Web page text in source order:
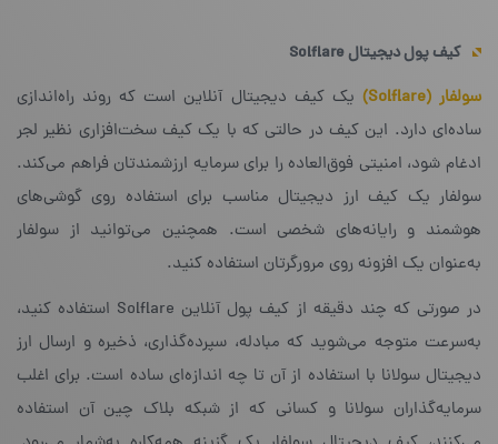
کیف پول دیجیتالSolflare
سولفار (Solflare)
یک کیف دیجیتال آنلاین است که روند راه‌اندازی
ساده‌ای دارد. این کیف در حالتی که با یک کیف سخت‌افزاری نظیر لجر
ادغام شود، امنیتی فوق‌العاده را برای سرمایه‌ ارزشمندتان فراهم می‌کند.
سولفار یک کیف ارز دیجیتال مناسب برای استفاده روی گوشی‌های
هوشمند و رایانه‌های شخصی است. همچنین می‌توانید از سولفار
به‌عنوان یک افزونه روی مرورگرتان استفاده کنید.
در صورتی که چند دقیقه از کیف پول آنلاین Solflare استفاده کنید،
به‌سرعت متوجه می‌شوید که مبادله، سپرده‌گذاری، ذخیره و ارسال ارز
دیجیتال سولانا با استفاده از آن تا چه اندازه‌ای ساده است. برای اغلب
سرمایه‌گذاران سولانا و کسانی که از شبکه‌ بلاک چین آن استفاده